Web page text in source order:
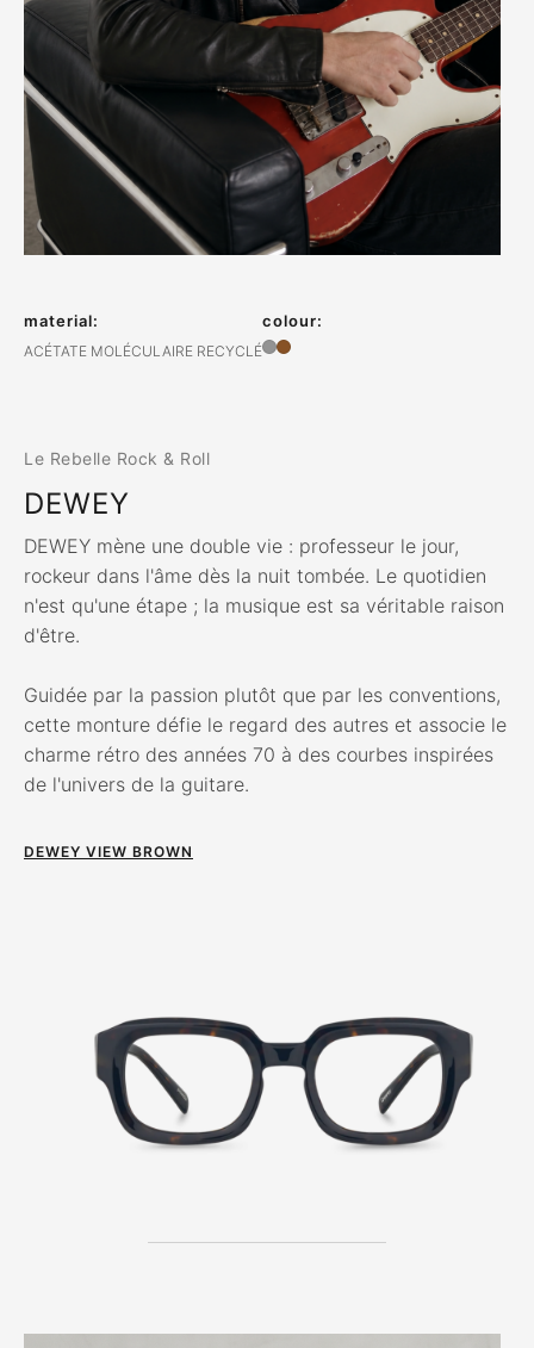
material:
ACÉTATE MOLÉCULAIRE RECYCLÉ
colour:
Le Rebelle Rock & Roll
DEWEY
DEWEY mène une double vie : professeur le jour,
rockeur dans l'âme dès la nuit tombée. Le quotidien
n'est qu'une étape ; la musique est sa véritable raison
d'être.
Guidée par la passion plutôt que par les conventions,
cette monture défie le regard des autres et associe le
charme rétro des années 70 à des courbes inspirées
de l'univers de la guitare.
DEWEY VIEW BROWN